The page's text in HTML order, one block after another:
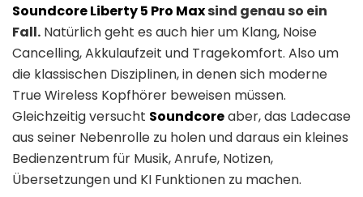
Soundcore Liberty 5 Pro Maxsind genau so ein
Fall. Natürlich geht es auch hier um Klang, Noise
Cancelling, Akkulaufzeit und Tragekomfort. Also um
die klassischen Disziplinen, in denen sich moderne
True Wireless Kopfhörer beweisen müssen.
Gleichzeitig versucht Soundcoreaber, das Ladecase
aus seiner Nebenrolle zu holen und daraus ein kleines
Bedienzentrum für Musik, Anrufe, Notizen,
Übersetzungen und KI Funktionen zu machen.